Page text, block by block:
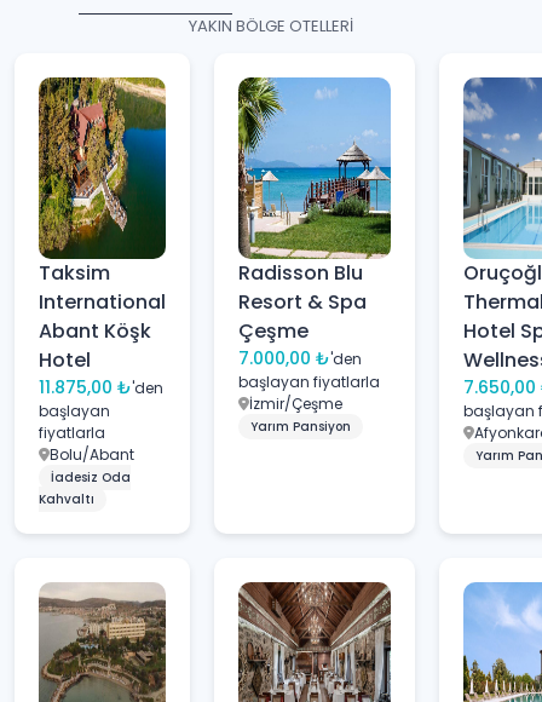
YAKIN BÖLGE OTELLERİ
Taksim
International
Abant Köşk
Hotel
11.875,00 ₺'den
başlayan
fiyatlarla
Bolu/Abant
İadesiz Oda
Kahvaltı
Radisson Blu
Resort & Spa
Çeşme
7.000,00 ₺'den
başlayan fiyatlarla
İzmir/Çeşme
Yarım Pansiyon
Hotel
başlayan
Yarım